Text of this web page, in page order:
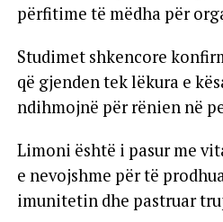
përfitime të mëdha për
Studimet shkencore
që gjenden tek lëkura e
ndihmojnë për rënien në
Limoni është i pasur me
e nevojshme për të
imunitetin dhe pastruar